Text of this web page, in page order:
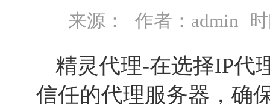
来源： 作者：admin
精灵代理-在选择IP代
信任的代理服务器，确